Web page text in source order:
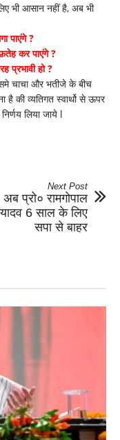
भी आसान नहीं है, अब भी
पाएंगे ?
कर पाएंगे ?
प्रभावी हो ?
चाचा और भतीजे के बीच
की व्यतिगत स्वार्थो से ऊपर
लिया जाये l
Next Post
अब प्रो० रामगोपाल
यादव 6 साल के लिए
सपा से बाहर